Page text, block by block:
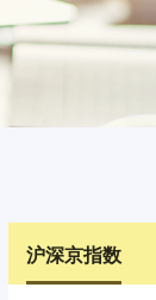
沪深京指数